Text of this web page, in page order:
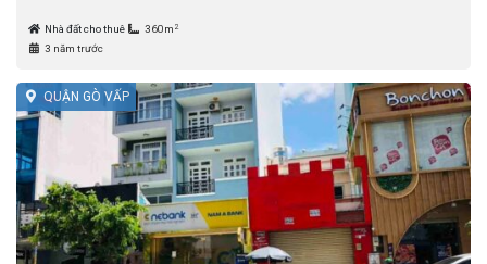
Nhà đất cho thuê 360m 2
3 năm trước
QUẬN GÒ VẤP